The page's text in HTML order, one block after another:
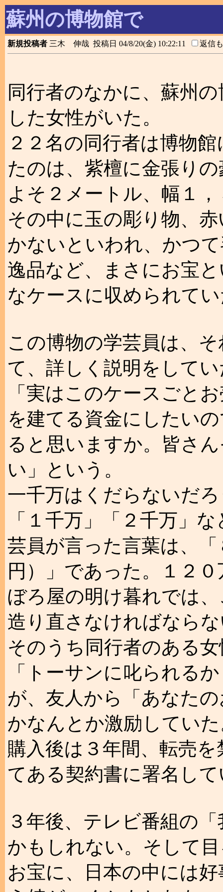
蘇州の博物館で
新規投稿者 三木 伸哉 投稿日 04/8/20(金) 10:22:11 返信
同行者のなかに、蘇州
した女性がいた。
２２名の同行者は博物
たのは、紫檀に金張り
よそ２メートル、幅１
その中に玉の彫り物、
かないといわれ、かつ
逸品など、まさにお宝
なケースに収められて
この博物の学芸員は、
て、詳しく説明をして
「実はこのケースごと
を建てる資金にしたい
ると思いますか。皆さ
い」という。
一千万はくだらないだ
「１千万」「２千万」
芸員が言った言葉は、
円）」であった。１２
ぼろ屋の明け暮れでは
造り直さなければなら
そのうち同行者のある
「トーサンに叱られる
が、友人から「あなた
かなんとか激励してい
購入後は３年間、転売
てある契約書に署名し
３年後、テレビ番組の
かもしれない。そして
お宝に、日本の中には